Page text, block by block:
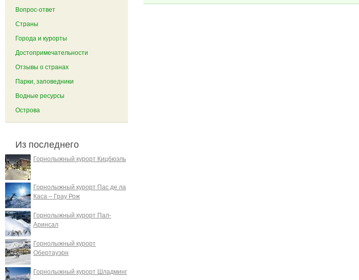
Вопрос-ответ
Страны
Города и курорты
Достопримечательности
Отзывы о странах
Парки, заповедники
Водные ресурсы
Острова
Из последнего
Горнолыжный курорт Кицбюэль
Горнолыжный курорт Пас де ла
Каса – Грау Рож
Горнолыжный курорт Пал-
Аринсал
Горнолыжный курорт
Обертауэрн
Горнолыжный курорт Шладминг